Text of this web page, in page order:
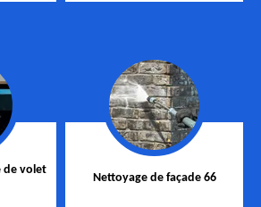
de volet
Nettoyage de façade 66